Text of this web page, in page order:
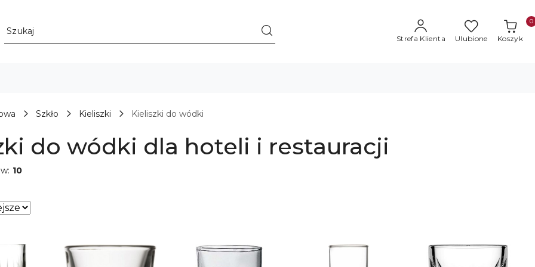
Strefa Klienta Ulubione Koszyk
0
Szkło Kieliszki Kieliszki do wódki
do wódki dla hoteli i restauracji
10